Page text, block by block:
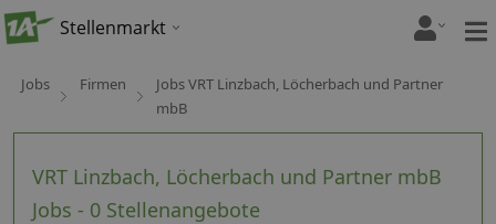
Stellenmarkt
Jobs Firmen
Jobs VRT Linzbach, Löcherbach und Partner
mbB
VRT Linzbach, Löcherbach und Partner mbB
Jobs - 0 Stellenangebote